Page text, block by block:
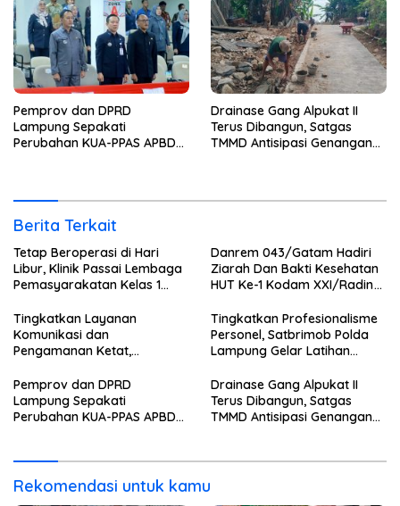
Tambah Wartelsuspas Serta
Pasang Kamera Pengawas
Pemprov dan DPRD
Lampung Sepakati
Perubahan KUA-PPAS APBD
Drainase Gang Alpukat II
Terus Dibangun, Satgas
TMMD Antisipasi Genangan
Berita Terkait
Tetap Beroperasi di Hari
Libur, Klinik Passai Lembaga
Pemasyarakatan Kelas 1
Layani Warga Binaan dan
Masyarakat 24 Jam
Danrem 043/Gatam Hadiri
Ziarah Dan Bakti Kesehatan
HUT Ke-1 Kodam XXI/Radin
Tingkatkan Layanan
Komunikasi dan
Pengamanan Ketat,
Kelas 1 Bandar Lampung
Tambah Wartelsuspas Serta
Pasang Kamera Pengawas
Tingkatkan Profesionalisme
Personel, Satbrimob Polda
Lampung Gelar Latihan
Selam SAR Air
Pemprov dan DPRD
Lampung Sepakati
Perubahan KUA-PPAS APBD
Drainase Gang Alpukat II
Terus Dibangun, Satgas
TMMD Antisipasi Genangan
Rekomendasi untuk kamu